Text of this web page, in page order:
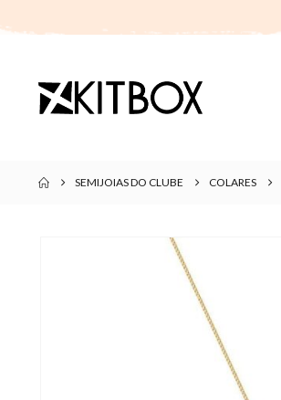
SEMIJOIAS DO CLUBE COLARES